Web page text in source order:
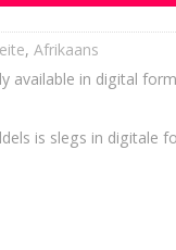
, Afrikaans
available in digital
is slegs in digitale